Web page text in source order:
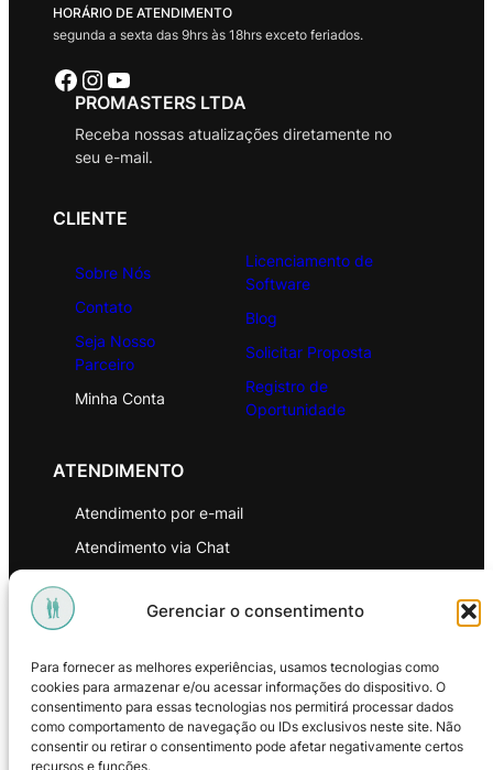
Gerenciar o consentimento
Para fornecer as melhores experiências, usamos tecnologias como
cookies para armazenar e/ou acessar informações do dispositivo. O
consentimento para essas tecnologias nos permitirá processar dados
como comportamento de navegação ou IDs exclusivos neste site. Não
consentir ou retirar o consentimento pode afetar negativamente certos
recursos e funções.
HORÁRIO DE ATENDIMENTO
segunda a sexta das 9hrs às 18hrs exceto feriados.
Facebook Instagram Youtube
PROMASTERS LTDA
Receba nossas atualizações diretamente no
seu e-mail.
CLIENTE
Sobre Nós
Contato
Seja Nosso
Parceiro
Minha Conta
Licenciamento de
Software
Blog
Solicitar Proposta
Registro de
Oportunidade
ATENDIMENTO
Atendimento por e-mail
Atendimento via Chat
Política de Privacidade
Política de Troca e Devoluções
Política de Reembolso